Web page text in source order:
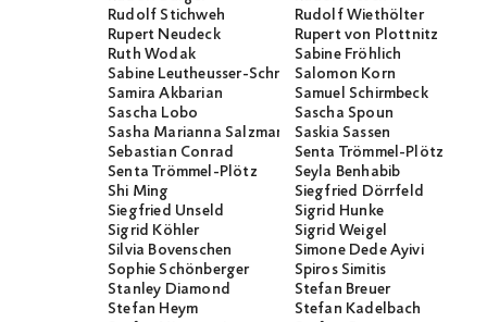
Rudolf Stichweh
Rudolf Wiethölter
Rupert Neudeck
Rupert von Plottnitz
Ruth Wodak
Sabine Fröhlich
Sabine Leutheusser-Schnarrenberger
Salomon Korn
Samira Akbarian
Samuel Schirmbeck
Sascha Lobo
Sascha Spoun
Sasha Marianna Salzmann Saskia Sassen
Sebastian Conrad
Senta Trömmel-Plötz
Senta Trömmel-Plötz
Seyla Benhabib
Shi Ming
Siegfried Dörrfeld
Siegfried Unseld
Sigrid Hunke
Sigrid Köhler
Sigrid Weigel
Silvia Bovenschen
Simone Dede Ayivi
Sophie Schönberger
Spiros Simitis
Stanley Diamond
Stefan Breuer
Stefan Heym
Stefan Kadelbach